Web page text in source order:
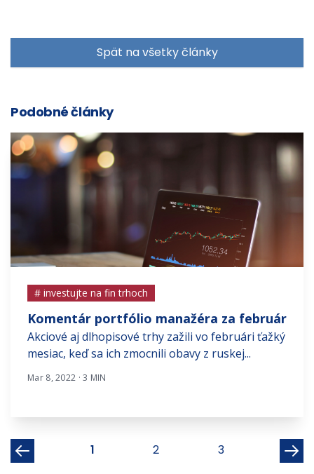
Spät na všetky články
Podobné články
# investujte na fin trhoch
Komentár portfólio manažéra za február
Akciové aj dlhopisové trhy zažili vo februári ťažký
mesiac, keď sa ich zmocnili obavy z ruskej...
Mar 8, 2022 · 3 MIN
1 2 3